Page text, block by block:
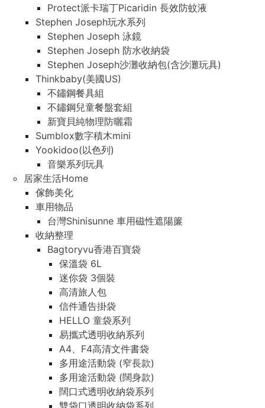
Protect派卡瑞丁Picaridin 長效防蚊液
Stephen Joseph玩水系列
Stephen Joseph 泳鏡
Stephen Joseph 防水收納袋
Stephen Joseph沙灘收納包(含沙灘玩具)
Thinkbaby(美國US)
不鏽鋼餐具組
不鏽鋼兒童餐盤套組
新寶貝純物理防曬霜
Sumblox數字積木mini
Yookidoo(以色列)
音樂系列玩具
居家生活Home
傢飾美化
車用物品
台灣Shinisunne 車用磁性遮陽簾
收納整理
Bagtoryvu香港百寶袋
保溫袋 6L
迷你袋 3個裝
高清旅人包
信件通告掛袋
HELLO 童袋系列
易攜式透明收納系列
A4、F4高清文件書袋
多用途活動袋 (窄長款)
多用途活動袋 (闊身款)
闊口式透明收納袋系列
雙袋口透明收納袋系列